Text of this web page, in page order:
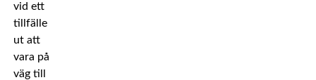
vid ett
tillfälle
ut att
vara på
väg till